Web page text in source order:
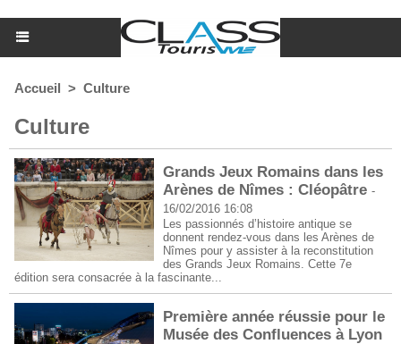
Accueil > Culture
Culture
Grands Jeux Romains dans les
Arènes de Nîmes : Cléopâtre -
16/02/2016 16:08
Les passionnés d’histoire antique se
donnent rendez-vous dans les Arènes de
Nîmes pour y assister à la reconstitution
des Grands Jeux Romains. Cette 7e
édition sera consacrée à la fascinante...
Première année réussie pour le
Musée des Confluences à Lyon